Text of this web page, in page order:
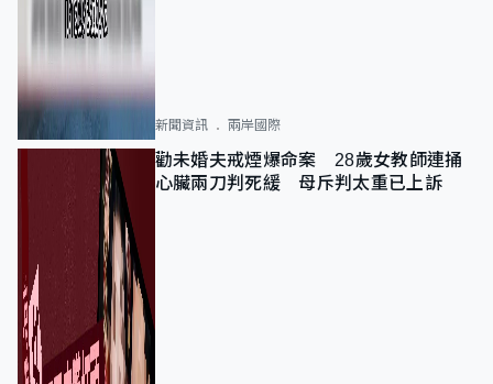
新聞資訊 兩岸國際
勸未婚夫戒煙爆命案 28歲女教師連捅
心臟兩刀判死緩 母斥判太重已上訴